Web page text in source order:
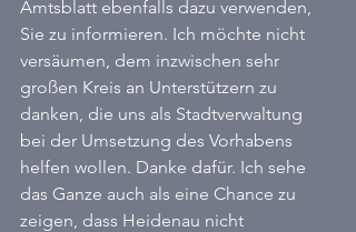
Amtsblatt ebenfalls dazu verwenden,
Sie zu informieren. Ich möchte nicht
versäumen, dem inzwischen sehr
großen Kreis an Unterstützern zu
danken, die uns als Stadtverwaltung
bei der Umsetzung des Vorhabens
helfen wollen. Danke dafür. Ich sehe
das Ganze auch als eine Chance zu
zeigen, dass Heidenau nicht